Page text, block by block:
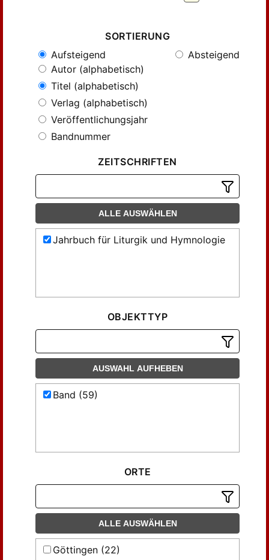
SORTIERUNG
Aufsteigend
Absteigend
Autor (alphabetisch)
Titel (alphabetisch)
Verlag (alphabetisch)
Veröffentlichungsjahr
Bandnummer
ZEITSCHRIFTEN
ALLE AUSWÄHLEN
Jahrbuch für Liturgik und Hymnologie
OBJEKTTYP
AUSWAHL AUFHEBEN
Band (59)
ORTE
ALLE AUSWÄHLEN
Göttingen (22)